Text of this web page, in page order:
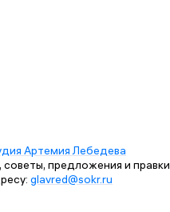
Артемия Лебедева
предложения и правки
glavred@sokr.ru